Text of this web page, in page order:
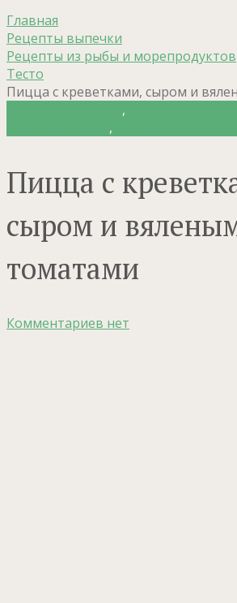
Главная
Рецепты выпечки
Рецепты из рыбы и морепродуктов
Тесто
Пицца с креветками, сыром и
,
,
Пицца с
сыром и
томатами
Комментариев нет